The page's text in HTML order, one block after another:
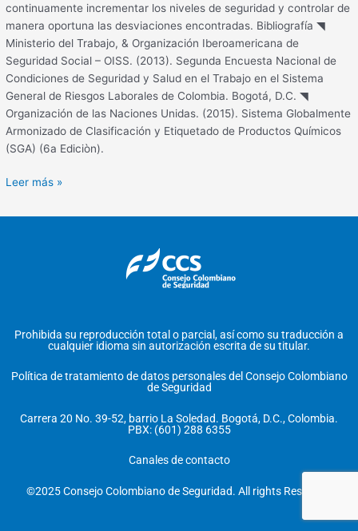
continuamente incrementar los niveles de seguridad y controlar de
manera oportuna las desviaciones encontradas. Bibliografía ◥
Ministerio del Trabajo, & Organización Iberoamericana de
Seguridad Social – OISS. (2013). Segunda Encuesta Nacional de
Condiciones de Seguridad y Salud en el Trabajo en el Sistema
General de Riesgos Laborales de Colombia. Bogotá, D.C. ◥
Organización de las Naciones Unidas. (2015). Sistema Globalmente
Armonizado de Clasificación y Etiquetado de Productos Químicos
(SGA) (6a Ediciòn).
Leer más »
Prohibida su reproducción total o parcial, así como su traducción a
cualquier idioma sin autorización escrita de su titular.
Política de tratamiento de datos personales del Consejo Colombiano
de Seguridad
Carrera 20 No. 39-52, barrio La Soledad. Bogotá, D.C., Colombia.
PBX: (601) 288 6355
Canales de contacto
©2025 Consejo Colombiano de Seguridad. All rights Reserved.